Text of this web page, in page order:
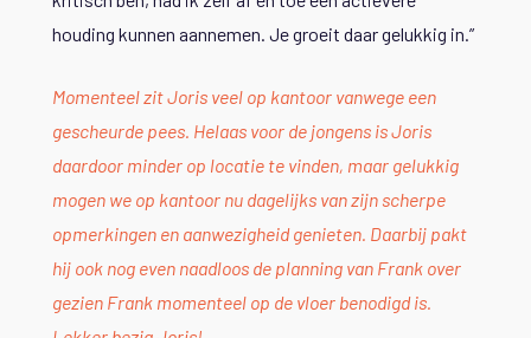
houding kunnen aannemen. Je groeit daar gelukkig in.”
Momenteel zit Joris veel op kantoor vanwege een
gescheurde pees. Helaas voor de jongens is Joris
daardoor minder op locatie te vinden, maar gelukkig
mogen we op kantoor nu dagelijks van zijn scherpe
opmerkingen en aanwezigheid genieten. Daarbij pakt
hij ook nog even naadloos de planning van Frank over
gezien Frank momenteel op de vloer benodigd is.